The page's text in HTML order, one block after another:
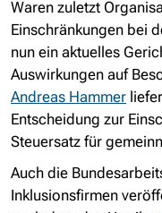
Waren zuletzt
Einschränkungen bei
nun ein aktuelles
Auswirkungen auf
Andreas Hammer
Entscheidung zur
Steuersatz für
Auch die
Inklusionsfirmen